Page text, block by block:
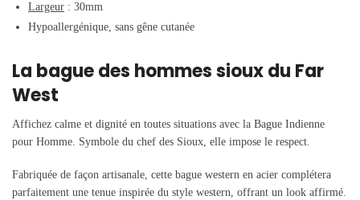
Largeur : 30mm
Hypoallergénique, sans gêne cutanée
La bague des hommes sioux du Far
West
Affichez calme et dignité en toutes situations avec la Bague Indienne
pour Homme. Symbole du chef des Sioux, elle impose le respect.
Fabriquée de façon artisanale, cette bague western en acier complétera
parfaitement une tenue inspirée du style western, offrant un look affirmé.